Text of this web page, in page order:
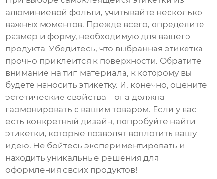
алюминиевой фольги, учитывайте несколько
важных моментов. Прежде всего, определите
размер и форму, необходимую для вашего
продукта. Убедитесь, что выбранная этикетка
прочно приклеится к поверхности. Обратите
внимание на тип материала, к которому вы
будете наносить этикетку. И, конечно, оцените
эстетические свойства – она должна
гармонировать с вашим товаром. Если у вас
есть конкретный дизайн, попробуйте найти
этикетки, которые позволят воплотить вашу
идею. Не бойтесь экспериментировать и
находить уникальные решения для
оформления своих продуктов!